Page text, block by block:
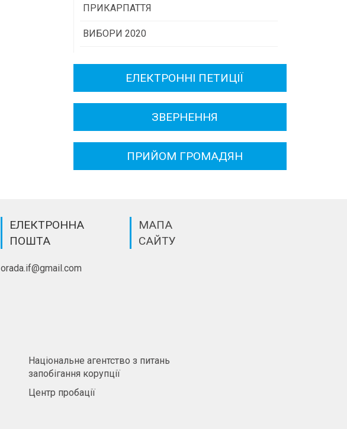
ПРИКАРПАТТЯ
Історична довідка
Районні, міські ради
ВИБОРИ 2020
ЕЛЕКТРОННІ ПЕТИЦІЇ
ЗВЕРНЕННЯ
ПРИЙОМ ГРОМАДЯН
ЕЛЕКТРОННА
ПОШТА
orada.if@gmail.com
МАПА
САЙТУ
Національне агентство з питань
запобігання корупції
Центр пробації